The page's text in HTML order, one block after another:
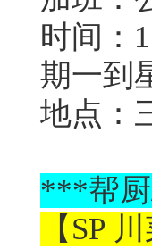
时间：
期一到
地点：
***帮
【SP